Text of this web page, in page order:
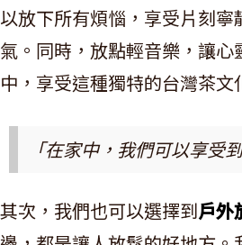
以放下所有煩惱，享受片刻
氣。同時，放點輕音樂，讓
中，享受這種獨特的台灣茶文
「在家中，我們可以享受
其次，我們也可以選擇到戶外